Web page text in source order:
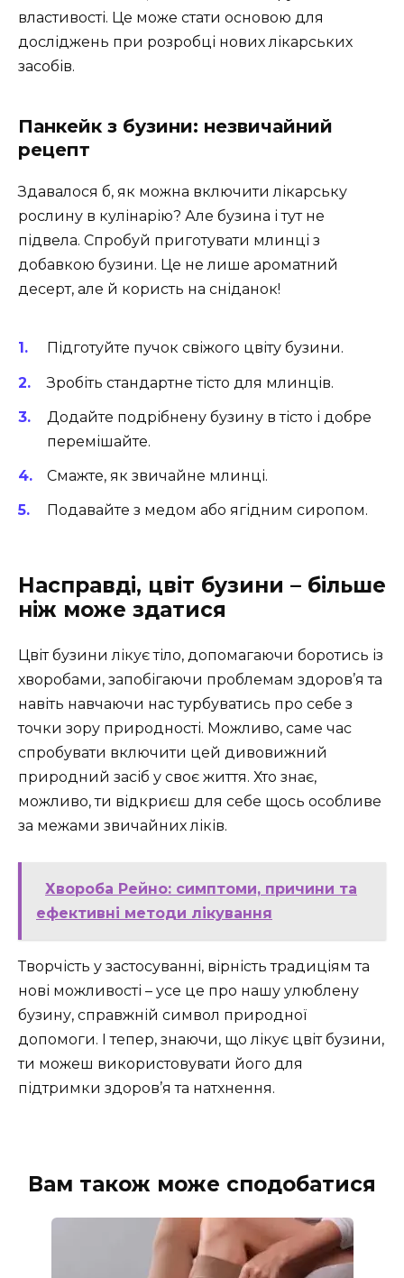
властивості. Це може стати основою для
досліджень при розробці нових лікарських
засобів.
Панкейк з бузини: незвичайний
рецепт
Здавалося б, як можна включити лікарську
рослину в кулінарію? Але бузина і тут не
підвела. Спробуй приготувати млинці з
добавкою бузини. Це не лише ароматний
десерт, але й користь на сніданок!
Підготуйте пучок свіжого цвіту бузини.
Зробіть стандартне тісто для млинців.
Додайте подрібнену бузину в тісто і добре
перемішайте.
Смажте, як звичайне млинці.
Подавайте з медом або ягідним сиропом.
Насправді, цвіт бузини – більше
ніж може здатися
Цвіт бузини лікує тіло, допомагаючи боротись із
хворобами, запобігаючи проблемам здоров’я та
навіть навчаючи нас турбуватись про себе з
точки зору природності. Можливо, саме час
спробувати включити цей дивовижний
природний засіб у своє життя. Хто знає,
можливо, ти відкриєш для себе щось особливе
за межами звичайних ліків.
Хвороба Рейно: симптоми, причини та
ефективні методи лікування
Творчість у застосуванні, вірність традиціям та
нові можливості – усе це про нашу улюблену
бузину, справжній символ природної
допомоги. І тепер, знаючи, що лікує цвіт бузини,
ти можеш використовувати його для
підтримки здоров’я та натхнення.
Вам також може сподобатися